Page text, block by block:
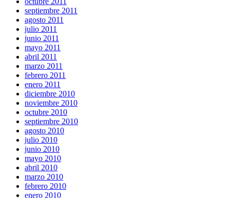
septiembre 2011
agosto 2011
julio 2011
junio 2011
mayo 2011
abril 2011
marzo 2011
febrero 2011
enero 2011
diciembre 2010
noviembre 2010
octubre 2010
septiembre 2010
agosto 2010
julio 2010
junio 2010
mayo 2010
abril 2010
marzo 2010
febrero 2010
enero 2010